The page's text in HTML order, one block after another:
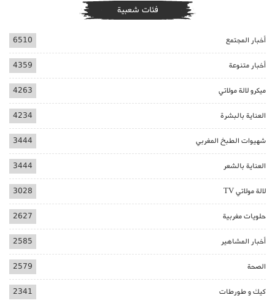
فئات شعبية
أخبار المجتمع 6510
أخبار متنوعة 4359
ميكرو لالة مولاتي 4263
العناية بالبشرة 4234
شهيوات الطبخ المغربي 3444
العناية بالشعر 3444
لالة مولاتي TV 3028
حلويات مغربية 2627
أخبار المشاهير 2585
الصحة 2579
كيك و طورطات 2341